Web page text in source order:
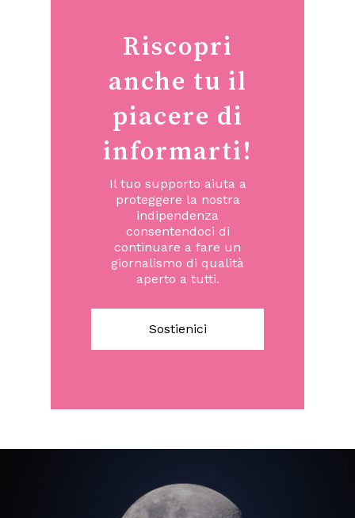
Riscopri
anche tu il
piacere di
informarti!
Il tuo supporto aiuta a
proteggere la nostra
indipendenza
consentendoci di
continuare a fare un
giornalismo di qualità
aperto a tutti.
Sostienici